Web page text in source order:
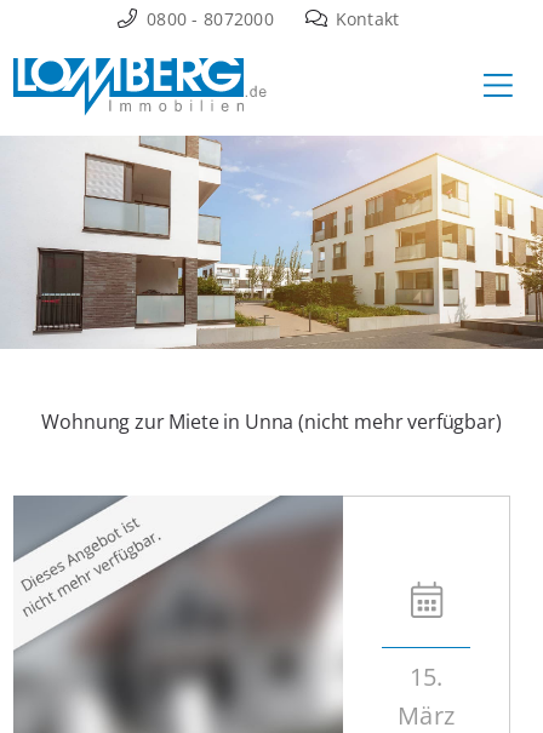
Inhalt
springen
0800 - 8072000 Kontakt
Wohnung zur Miete in Unna (nicht mehr verfügbar)
15.
März